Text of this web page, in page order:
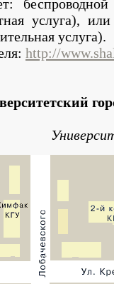
услуга),
услуга).
http://